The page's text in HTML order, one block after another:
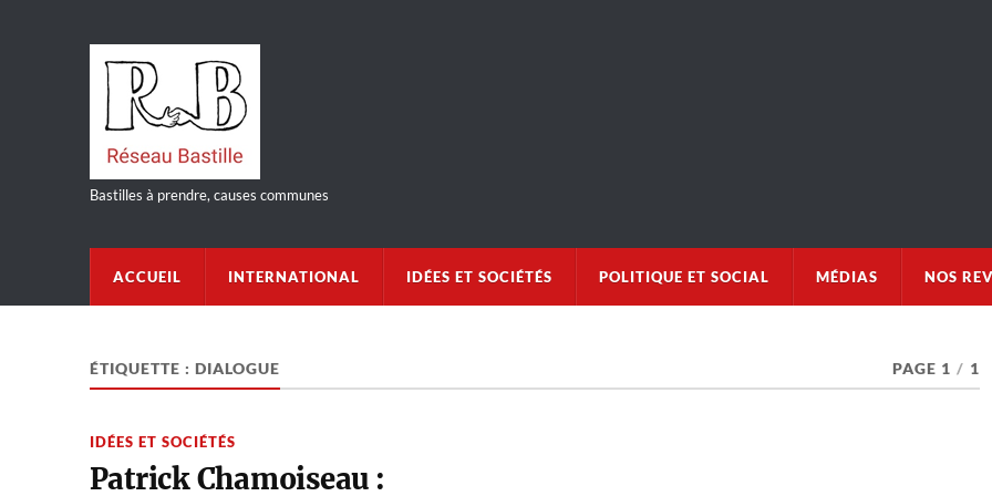
Bastilles à prendre, causes communes
ACCUEIL INTERNATIONAL IDÉES ET SOCIÉTÉS POLITIQUE ET SOCIAL MÉDIAS NOS
ÉTIQUETTE : DIALOGUE PAGE 1 / 1
IDÉES ET SOCIÉTÉS
Patrick Chamoiseau :